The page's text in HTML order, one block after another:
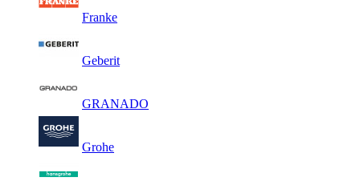
Franke
Geberit
GRANADO
Grohe